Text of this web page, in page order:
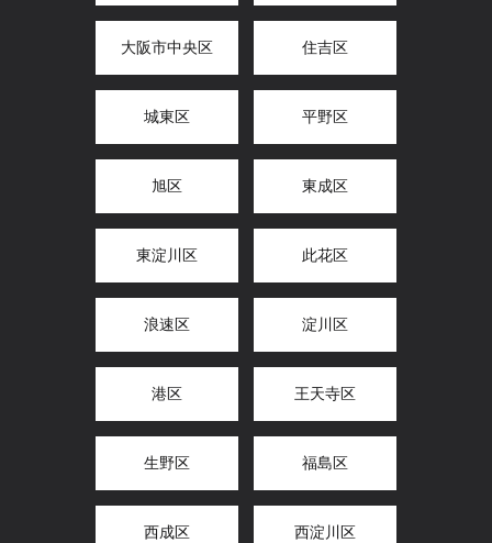
大阪市中央区 住吉区
城東区 平野区
旭区 東成区
東淀川区 此花区
浪速区 淀川区
港区 王天寺区
生野区 福島区
西成区 西淀川区